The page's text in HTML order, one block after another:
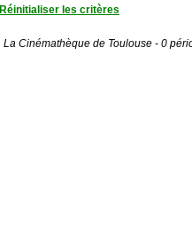
Réinitialiser les critères
La Cinémathèque de Toulouse - 0